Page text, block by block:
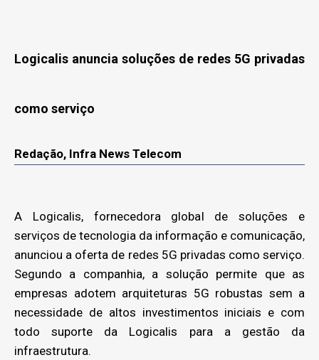
Logicalis anuncia soluções de redes 5G privadas
como serviço
Redação, Infra News Telecom
A Logicalis, fornecedora global de soluções e
serviços de tecnologia da informação e comunicação,
anunciou a oferta de redes 5G privadas como serviço.
Segundo a companhia, a solução permite que as
empresas adotem arquiteturas 5G robustas sem a
necessidade de altos investimentos iniciais e com
todo suporte da Logicalis para a gestão da
infraestrutura.